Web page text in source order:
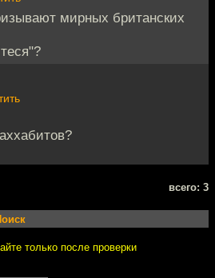
мирных британских
всего: 3
только после проверки